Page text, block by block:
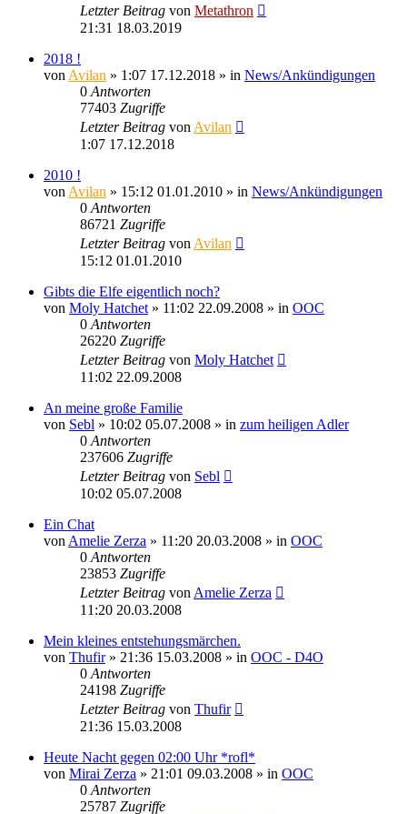
Letzter Beitrag von Metathron
21:31 18.03.2019
2018 !
von Avilan » 1:07 17.12.2018 » in News/Ankündigungen
0 Antworten
77403 Zugriffe
Letzter Beitrag von Avilan
1:07 17.12.2018
2010 !
von Avilan » 15:12 01.01.2010 » in News/Ankündigungen
0 Antworten
86721 Zugriffe
Letzter Beitrag von Avilan
15:12 01.01.2010
Gibts die Elfe eigentlich noch?
von Moly Hatchet » 11:02 22.09.2008 » in OOC
0 Antworten
26220 Zugriffe
Letzter Beitrag von Moly Hatchet
11:02 22.09.2008
An meine große Familie
von Sebl » 10:02 05.07.2008 » in zum heiligen Adler
0 Antworten
237606 Zugriffe
Letzter Beitrag von Sebl
10:02 05.07.2008
Ein Chat
von Amelie Zerza » 11:20 20.03.2008 » in OOC
0 Antworten
23853 Zugriffe
Letzter Beitrag von Amelie Zerza
11:20 20.03.2008
Mein kleines entstehungsmärchen.
von Thufir» 21:36 15.03.2008 » in OOC - D4O
0 Antworten
24198 Zugriffe
Letzter Beitrag von Thufir
21:36 15.03.2008
Heute Nacht gegen 02:00 Uhr *rofl*
von Mirai Zerza » 21:01 09.03.2008 » in OOC
0 Antworten
25787 Zugriffe